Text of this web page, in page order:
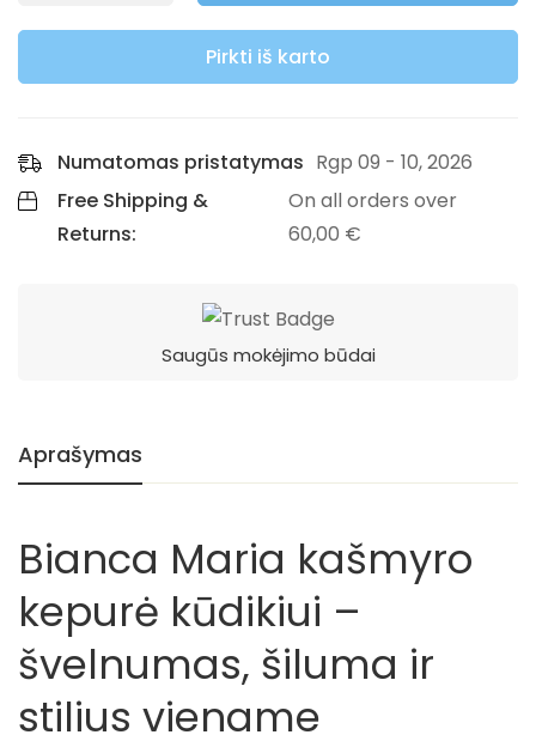
Pirkti iš karto
Numatomas pristatymas Rgp 09 - 10, 2026
Free Shipping &
Returns:
On all orders over
60,00 €
Saugūs mokėjimo būdai
Aprašymas
Bianca Maria kašmyro
kepurė kūdikiui –
švelnumas, šiluma ir
stilius viename